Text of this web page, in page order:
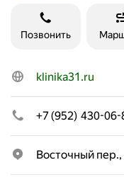
Позвонить
klinika31.ru
+7 (952) 430-06-
Восточный